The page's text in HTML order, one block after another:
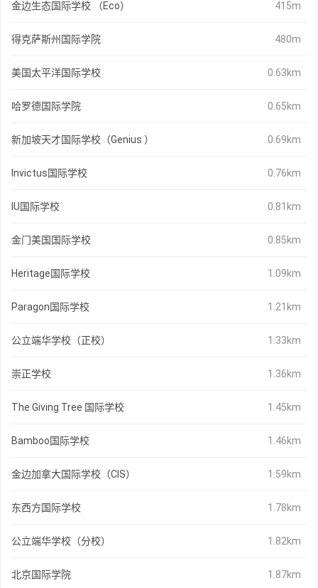
金边生态国际学校 （Eco） 415m
得克萨斯州国际学院 480m
美国太平洋国际学校 0.63km
哈罗德国际学院 0.65km
新加坡天才国际学校（Genius ） 0.69km
Invictus国际学校 0.76km
IU国际学校 0.81km
金门美国国际学校 0.85km
Heritage国际学校 1.09km
Paragon国际学校 1.21km
公立端华学校（正校） 1.33km
崇正学校 1.36km
The Giving Tree 国际学校 1.45km
Bamboo国际学校 1.46km
金边加拿大国际学校（CIS） 1.59km
东西方国际学校 1.78km
公立端华学校（分校） 1.82km
北京国际学院 1.87km